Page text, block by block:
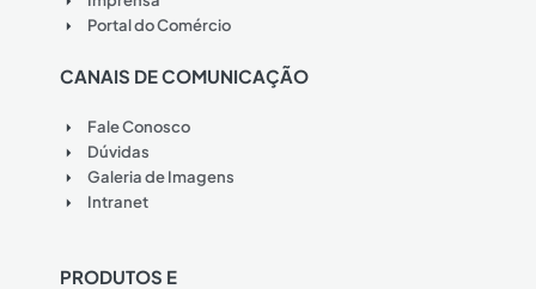
Portal do Comércio
CANAIS DE COMUNICAÇÃO
Fale Conosco
Dúvidas
Galeria de Imagens
Intranet
PRODUTOS E